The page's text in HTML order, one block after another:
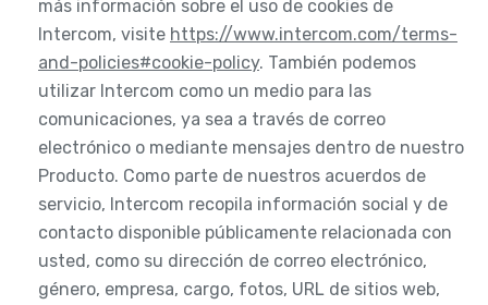
más información sobre el uso de cookies de
Intercom, visite https://www.intercom.com/terms-
and-policies#cookie-policy. También podemos
utilizar Intercom como un medio para las
comunicaciones, ya sea a través de correo
electrónico o mediante mensajes dentro de nuestro
Producto. Como parte de nuestros acuerdos de
servicio, Intercom recopila información social y de
contacto disponible públicamente relacionada con
usted, como su dirección de correo electrónico,
género, empresa, cargo, fotos, URL de sitios web,